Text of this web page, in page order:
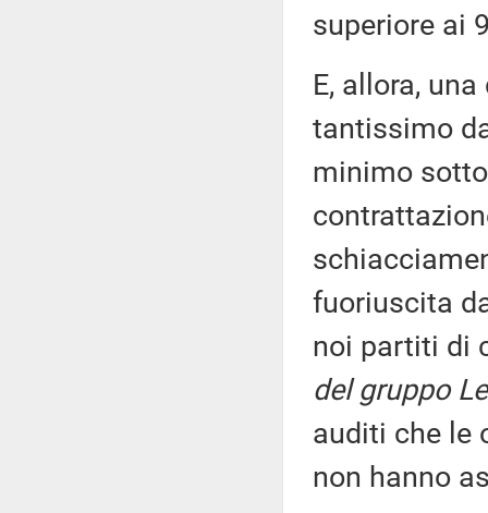
superiore ai
E, allora,
tantissimo
minimo
fuoriuscita
noi partiti di
del gruppo
auditi che le
non hanno